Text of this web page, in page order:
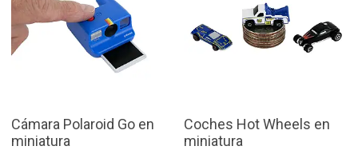
Cámara Polaroid Go en
miniatura
Coches Hot Wheels en
miniatura